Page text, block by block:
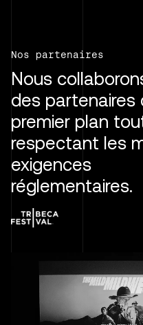
Nos partenaires
Nous
des partenaires
premier plan
respectant les
exigences
réglementaires.